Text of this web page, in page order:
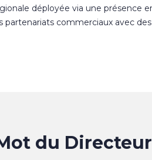
déployée via une présence
partenariats commerciaux avec
du